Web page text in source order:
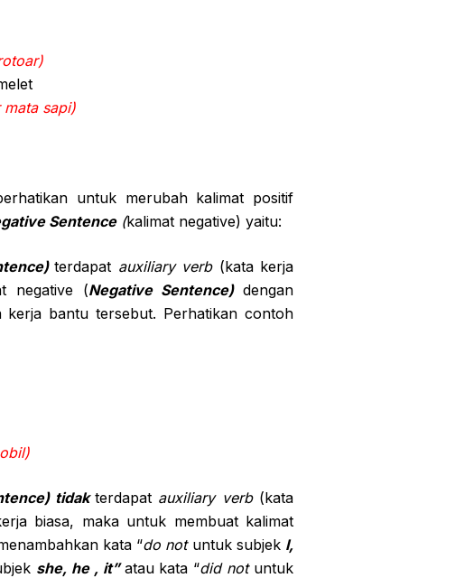
mata sapi)
untuk merubah kalimat positif
Sentence(kalimat negative) yaitu:
terdapat auxiliary verb(kata kerja
negative (Negative Sentence) dengan
kerja bantu tersebut. Perhatikan contoh
tidakterdapat auxiliary verb(kata
biasa, maka untuk membuat kalimat
kata “do notuntuk subjek I,
she, he , it”atau kata “did notuntuk